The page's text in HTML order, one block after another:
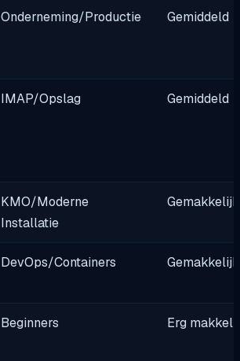
Onderneming/Productie Gemiddeld
IMAP/Opslag Gemiddeld
KMO/Moderne
Installatie
Gemakkelijk
DevOps/Containers Gemakkelijk
Beginners Erg